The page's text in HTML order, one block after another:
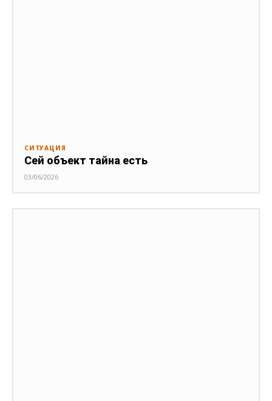
СИТУАЦИЯ
Сей объект тайна есть
03/06/2026